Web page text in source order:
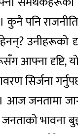
कुनै पनि
उनीहरूको
आफ्ना दृष्टि,
सिर्जना
आज जनतामा
भावना